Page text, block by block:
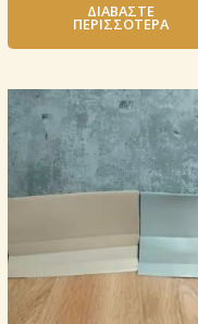
ΔΙΑΒΆΣΤΕ
ΠΕΡΙΣΣΌΤΕΡΑ